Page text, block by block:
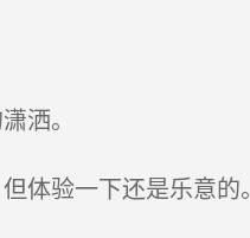
洒。
体验一下还是乐意的。